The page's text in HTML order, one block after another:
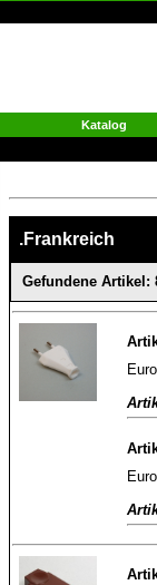
Katalog
.Frankreich
Gefundene Artikel: